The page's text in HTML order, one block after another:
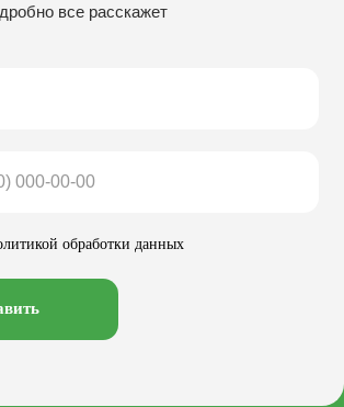
все расскажет
обработки данных
Заказать звонок